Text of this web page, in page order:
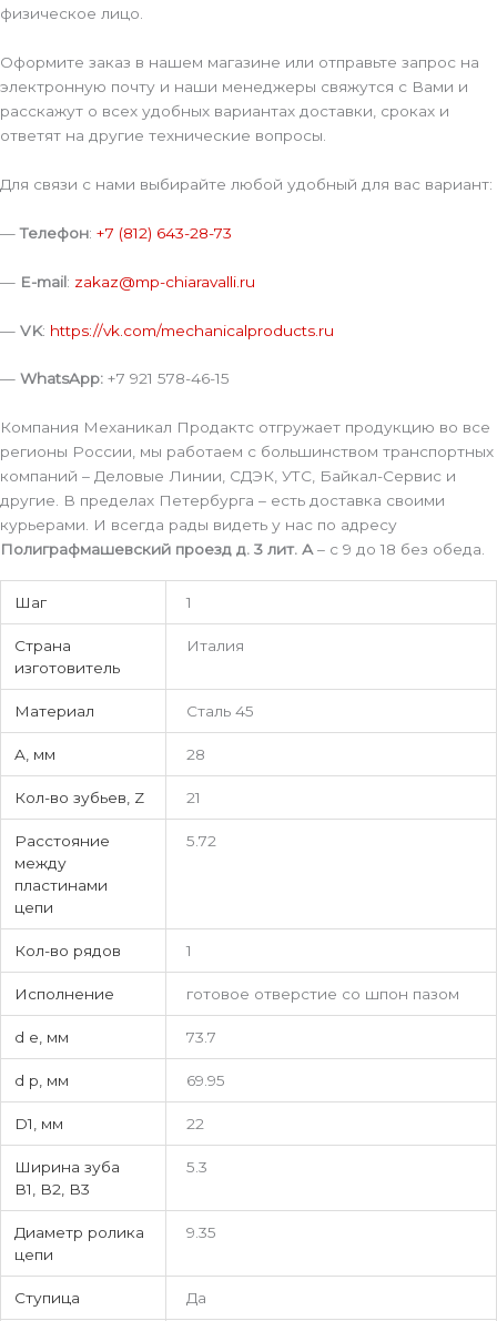
физическое лицо.
Оформите заказ в нашем магазине или отправьте запрос на
электронную почту и наши менеджеры свяжутся с Вами и
расскажут о всех удобных вариантах доставки, сроках и
ответят на другие технические вопросы.
Для связи с нами выбирайте любой удобный для вас вариант:
—Телефон: +7 (812) 643-28-73
— E-mail: zakaz@mp-chiaravalli.ru
— VK: https://vk.com/mechanicalproducts.ru
— WhatsApp: +7 921 578-46-15
Компания Механикал Продактс отгружает продукцию во все
регионы России, мы работаем с большинством транспортных
компаний – Деловые Линии, СДЭК, УТС, Байкал-Сервис и
другие. В пределах Петербурга – есть доставка своими
курьерами. И всегда рады видеть у нас по адресу
Полиграфмашевский проезд д. 3 лит. А– с 9 до 18 без обеда.
Шаг 1
Страна
изготовитель
Италия
Материал Сталь 45
A, мм 28
Кол-во зубьев, Z 21
Расстояние
между
пластинами
цепи
5.72
Кол-во рядов 1
Исполнение готовое отверстие со шпон пазом
d e, мм 73.7
d p, мм 69.95
D1, мм 22
Ширина зуба
В1, В2, В3
5.3
Диаметр ролика
цепи
9.35
Ступица Да